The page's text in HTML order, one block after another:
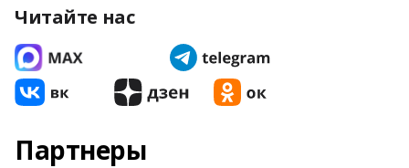
Читайте нас
Партнеры